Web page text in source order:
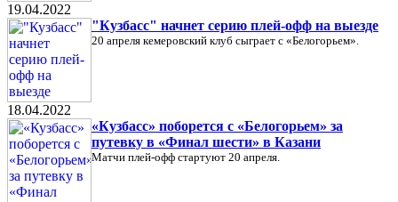
19.04.2022
"Кузбасс" начнет серию плей-офф на выезде
20 апреля кемеровский клуб сыграет с «Белогорьем».
18.04.2022
«Кузбасс» поборется с «Белогорьем» за
путевку в «Финал шести» в Казани
Матчи плей-офф стартуют 20 апреля.